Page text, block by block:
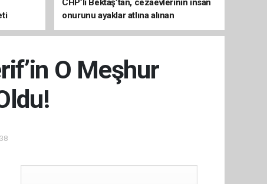
CHP’li Bektaş’tan, cezaevlerinin insan
onurunu ayaklar atlına alınan
mekânlara dönüşmesine tepki
O Meşhur